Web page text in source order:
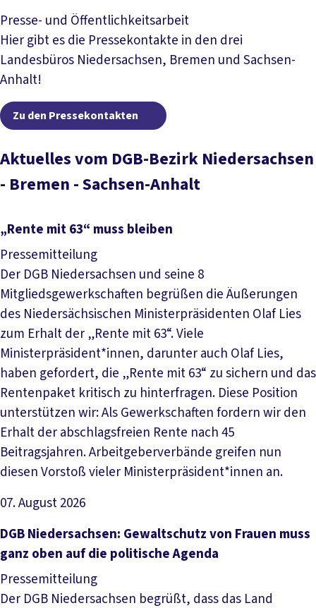
Mehr lesen
Presse- und Öffentlichkeitsarbeit
Hier gibt es die Pressekontakte in den drei
Landesbüros Niedersachsen, Bremen und Sachsen-
Anhalt!
Zu den Pressekontakten Zu den Pressekontakten
Aktuelles vom DGB-Bezirk Niedersachsen
- Bremen - Sachsen-Anhalt
„Rente mit 63“ muss bleiben
Pressemitteilung
Der DGB Niedersachsen und seine 8
Mitgliedsgewerkschaften begrüßen die Äußerungen
des Niedersächsischen Ministerpräsidenten Olaf Lies
zum Erhalt der „Rente mit 63“. Viele
Ministerpräsident*innen, darunter auch Olaf Lies,
haben gefordert, die „Rente mit 63“ zu sichern und das
Rentenpaket kritisch zu hinterfragen. Diese Position
unterstützen wir: Als Gewerkschaften fordern wir den
Erhalt der abschlagsfreien Rente nach 45
Beitragsjahren. Arbeitgeberverbände greifen nun
diesen Vorstoß vieler Ministerpräsident*innen an.
07. August 2026
Artikel lesen
DGB Niedersachsen: Gewaltschutz von Frauen muss
ganz oben auf die politische Agenda
Pressemitteilung
Der DGB Niedersachsen begrüßt, dass das Land